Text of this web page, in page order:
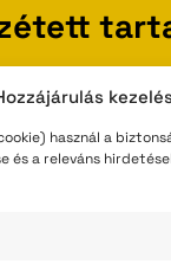
használ a
és a releváns